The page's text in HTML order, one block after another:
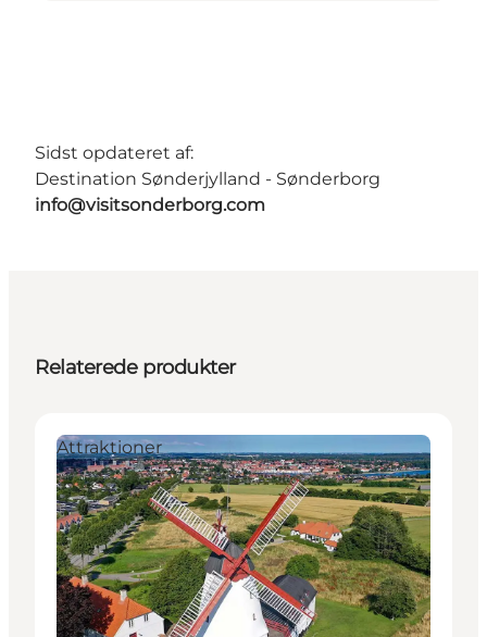
Sidst opdateret af:
Destination Sønderjylland - Sønderborg
info@visitsonderborg.com
Relaterede produkter
Attraktioner